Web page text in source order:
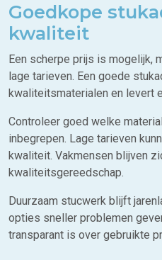
Goedkope
kwaliteit
Een scherpe prijs is mogelijk,
lage tarieven. Een goede
kwaliteitsmaterialen en levert
Controleer goed welke
inbegrepen. Lage tarieven
kwaliteit. Vakmensen blijven
kwaliteitsgereedschap.
Duurzaam stucwerk blijft
opties sneller problemen
transparant is over gebruikte